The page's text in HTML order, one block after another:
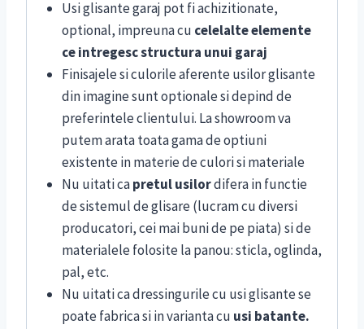
Usi glisante garaj pot fi achizitionate,
optional, impreuna cu celelalte elemente
ce intregesc structura unui garaj
Finisajele si culorile aferente usilor glisante
din imagine sunt optionale si depind de
preferintele clientului. La showroom va
putem arata toata gama de optiuni
existente in materie de culori si materiale
Nu uitati capretul usilordifera in functie
de sistemul de glisare (lucram cu diversi
producatori, cei mai buni de pe piata) si de
materialele folosite la panou: sticla, oglinda,
pal, etc.
Nu uitatica dressingurile cu usi glisante se
poate fabrica si in varianta cu usi batante.